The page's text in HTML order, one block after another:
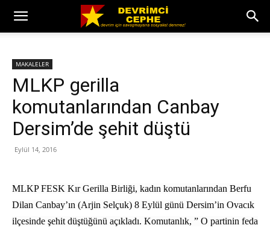
MAKALELER
MLKP gerilla
komutanlarından Canbay
Dersim’de şehit düştü
Eylül 14, 2016
MLKP FESK Kır Gerilla Birliği, kadın komutanlarından Berfu
Dilan Canbay’ın (Arjin Selçuk) 8 Eylül günü Dersim’in Ovacık
ilçesinde şehit düştüğünü açıkladı. Komutanlık, ” O partinin feda